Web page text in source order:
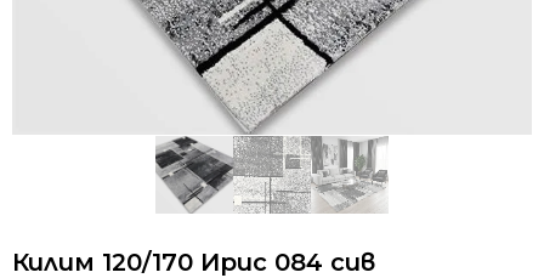
Килим 120/170 Ирис 084 сив